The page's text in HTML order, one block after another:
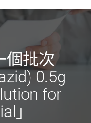
個批次
0.5g
for
」